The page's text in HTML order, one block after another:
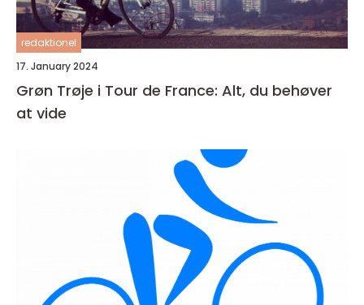
redaktionel
17. January 2024
Grøn Trøje i Tour de France: Alt, du behøver
at vide